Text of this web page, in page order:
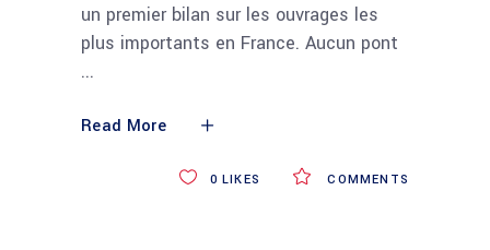
un premier bilan sur les ouvrages les
plus importants en France. Aucun pont
Read More
COMMENTS
0 LIKES